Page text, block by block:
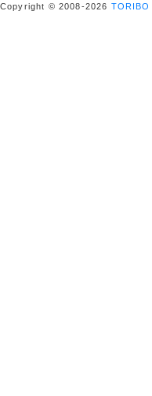
Copyright © 2008-2026 TORIBO